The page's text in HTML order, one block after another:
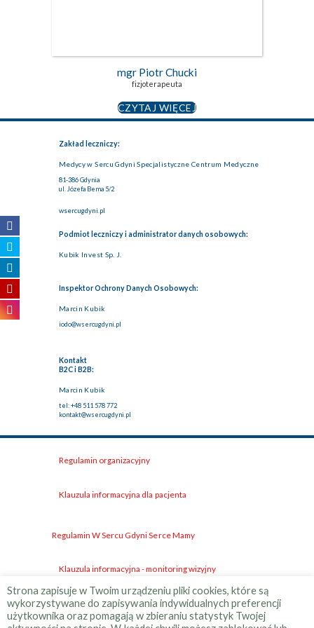
mgr Piotr Chucki
fizjoterapeuta
CZYTAJ WIĘCEJ
Zakład leczniczy:
Medycy w Sercu Gdyni Specjalistyczne Centrum Medyczne
81-386 Gdynia
ul. Józefa Bema 5/2
wsercugdyni.pl
Podmiot leczniczy i administrator danych osobowych:
Kubik Invest Sp. J.
Inspektor Ochrony Danych Osobowych:
Marcin Kubik
iodo@wsercugdyni.pl
Kontakt
B2C i B2B:
Marcin Kubik
tel: +48 511 578 772
kontakt@wsercugdyni.pl
Regulamin organizacyjny
Klauzula informacyjna dla pacjenta
Regulamin W Sercu Gdyni Serce Mamy
Klauzula informacyjna - monitoring wizyjny
Polityka jakości
Strona zapisuje w Twoim urządzeniu pliki cookies, które są
wykorzystywane do zapisywania indywidualnych preferencji
użytkownika oraz pomagają w zbieraniu statystyk Twojej